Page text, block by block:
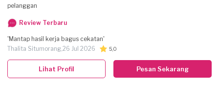
pelanggan
Review Terbaru
'Mantap hasil kerja bagus cekatan'
Thalita Situmorang,26 Jul 2026 5,0
Pesan Sekarang
Lihat Profil